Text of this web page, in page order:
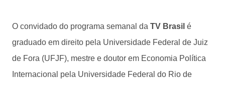
O convidado do programa semanal da TV Brasil é
graduado em direito pela Universidade Federal de Juiz
de Fora (UFJF), mestre e doutor em Economia Política
Internacional pela Universidade Federal do Rio de